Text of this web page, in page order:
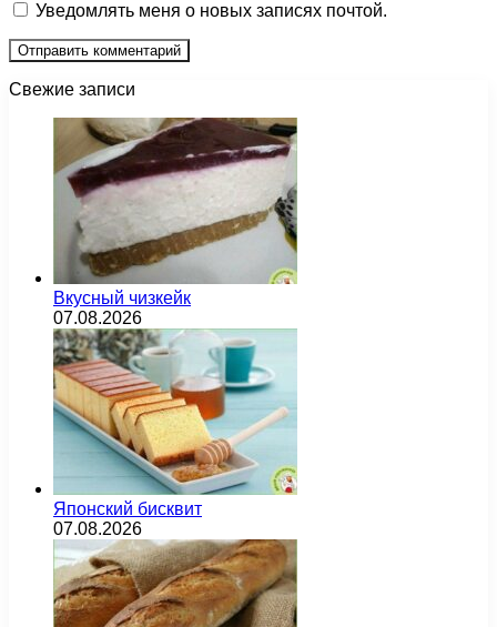
Уведомлять меня о новых записях почтой.
Свежие записи
Вкусный чизкейк
07.08.2026
Японский бисквит
07.08.2026